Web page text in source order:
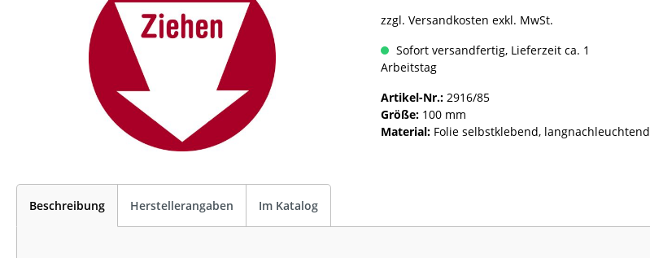
zzgl. Versandkosten exkl. MwSt.
Sofort versandfertig, Lieferzeit ca. 1
Arbeitstag
Artikel-Nr.: 2916/85
Größe: 100 mm
Material: Folie selbstklebend, langnachleuchtend
Beschreibung Herstellerangaben Im Katalog